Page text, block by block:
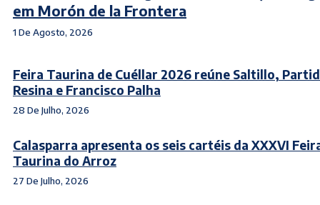
em Morón de la Frontera
1 De Agosto, 2026
Feira Taurina de Cuéllar 2026 reúne Saltillo,
Resina e Francisco Palha
28 De Julho, 2026
Calasparra apresenta os seis cartéis da XXXVI
Taurina do Arroz
27 De Julho, 2026